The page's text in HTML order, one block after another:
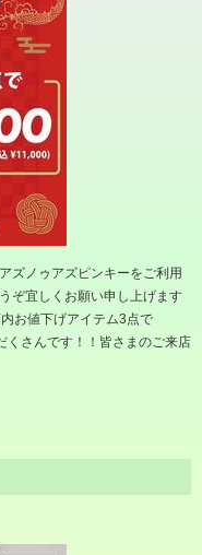
ズノゥアズピンキーをご利用
ぞ宜しくお願い申し上げます
お値下げアイテム3点で
さんです！！皆さまのご来店